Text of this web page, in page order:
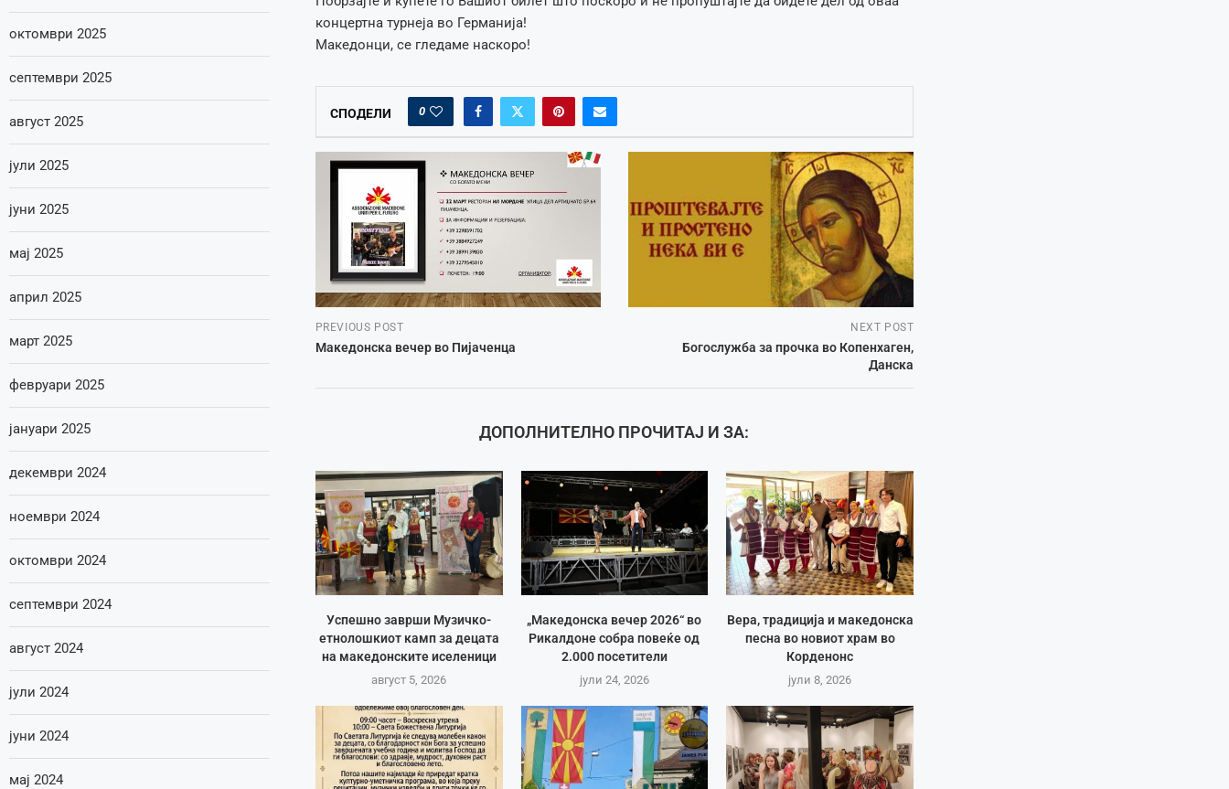
концертна турнеја во Германија!
Македонци, се гледаме наскоро!
СПОДЕЛИ 0
PREVIOUS POST
Македонска вечер во Пијаченца
NEXT POST
Богослужба за прочка во Копенхаген,
Данска
ДОПОЛНИТЕЛНО ПРОЧИТАЈ И ЗА:
Успешно заврши Музичко-
етнолошкиот камп за децата
на македонските иселеници
август 5, 2026
„Македонска вечер 2026“ во
Рикалдоне собра повеќе од
2.000 посетители
јули 24, 2026
Вера, традиција и македонска
песна во новиот храм во
Корденонс
јули 8, 2026
октомври 2025
септември 2025
август 2025
јули 2025
јуни 2025
мај 2025
април 2025
март 2025
февруари 2025
јануари 2025
декември 2024
ноември 2024
октомври 2024
септември 2024
август 2024
јули 2024
јуни 2024
мај 2024